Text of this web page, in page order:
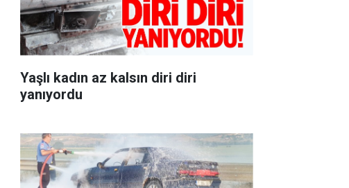
Yaşlı kadın az kalsın diri diri
yanıyordu